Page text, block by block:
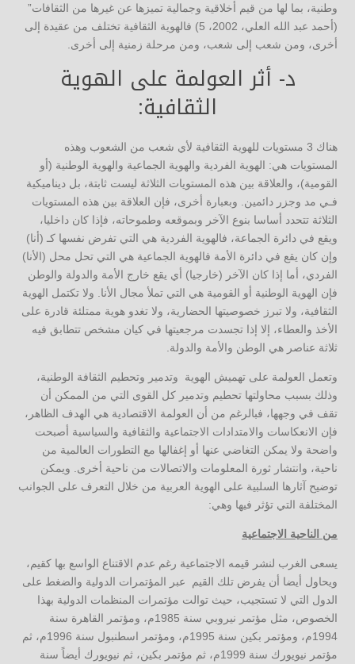
وطنية، بما لها من قيم أخلاقية وجمالية تميزها عن غيرها من الثقافات”
(أحمد عبد الله العلي، 2002، 5) فالهوية الثقافية تختلف من عقيدة إلى
أخرى، ومن شعب إلى شعب، ومن مرحلة زمنية إلى أخرى.
د- أثر العولمة على الهوية
الثقافية:
هناك 3 مستويات للهوية الثقافية لأي شعب من الشعوب وهذه
المستويات هي: الهوية الفردية والهوية الجماعية والهوية الوطنية (أو
القومية)، والعلاقة بين هذه المستويات الثلاثة ليست ثابتة، بل ديناميكية
فـي مد وجزر دائمين. وبعبارة أخرى، فإن العلاقة بين هذه المستويات
الثلاثة تتحدد أساسا بنوع الآخر وبموقعه وطموحاته، فإذا كان داخليا،
ويقع في دائرة الجماعة، فالهوية الفردية هي التي تفرض نفسها كـ (أنا)
وإن كان يقع في دائرة الأمة فالهوية الجماعية هي التي تحل محل (الأنا)
الفردي، أما إذا كان الآخر (خارجيا) أي يقع خارج الأمة والدولة والوطن
فإن الهوية الوطنية أو القومية هي التي تملأ مجال الأنا. ولا تكتمل الهوية
الثقافية، ولا تبرز خصوصيتها الحضارية، ولا تغدو هوية ممتلئة قادرة على
الأخذ والعطاء، إلا إذا تجسدت مرجعيتها في كيان مشخص تتطابق فيه
ثلاثة عناصر هي الوطن والأمة والدولة.
وتعمل العولمة على تهميش الهوية وتدمير وتحطيم الثقافة الوطنية،
وذلك بسبب محاولتها تحطيم وتدمير كل القوى التي من الممكن أن
تقف في وجهها، فبالرغم من أن العولمة الاقتصادية هي الهدف الظاهر،
فإن الانعكاسات والامتدادات الاجتماعية والثقافية والسياسية أصبحت
واضحة ولا يمكن التغاضي عنها أو إغفالها مع التطورات العالمية من
ناحية، وانتشار ثورة المعلومات والاتصالات من ناحية أخرى. ويمكن
توضيح آثارها السلبية على الهوية العربية من خلال التعرف على الجوانب
المختلفة التي تؤثر فيها وهي:
من الناحية الاجتماعية
يسعى الغرب لنشر قيمه الاجتماعية رغم عدم الاقتناع الواسع بها كقيم،
ويحاول أيضا أن يفرض تلك القيم عبر المؤتمرات الدولية والضغط على
الدول التي لا تستجيب، حيث توالت مؤتمرات المنظمات الدولية بهذا
الخصوص، مثل مؤتمر نيروبي سنة 1985م، ومؤتمر القاهرة سنة
1994م، ومؤتمر بكين سنة 1995م، ومؤتمر اسطنبول سنة 1996م، ثم
مؤتمر نيويورك سنة 1999م، ثم مؤتمر بكين، ثم نيويورك أيضاً سنة